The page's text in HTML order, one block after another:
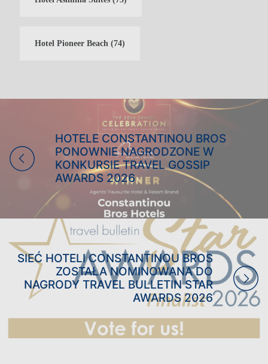
WAKACJE RODZINNE
WAKACJE NA KRĘGIELNI
WAKACJE TYLKO DLA
DOROSŁYCH
WESELA
Hotel Pioneer Beach (74)
HOTELE CONSTANTINOU BROS
PONOWNIE NAGRODZONE W
KONKURSIE TRAVEL GOSSIP
AWARDS 2026
SIEĆ HOTELI CONSTANTINOU BROS
ZOSTAŁA NOMINOWANA DO
NAGRODY TRAVEL BULLETIN STAR
AWARDS 2026